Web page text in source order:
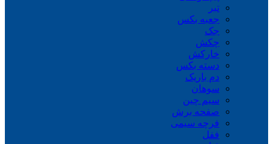
تبر
جعبه بکس
جک
چکش
خارکش
دسته بکس
دم باریک
سوهان
سیم چین
صفحه برش
فرچه سیمی
ففل